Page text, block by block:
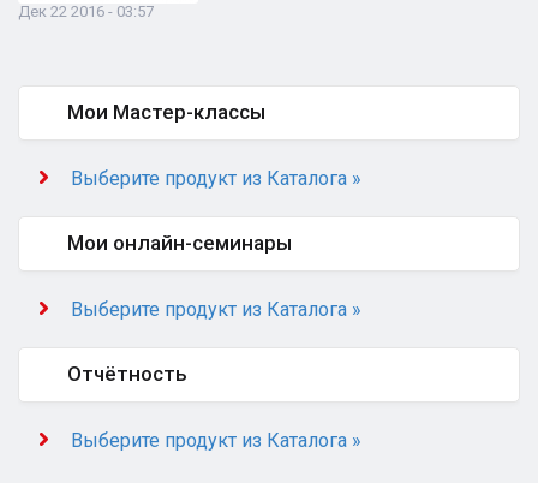
Дек 22 2016 - 03:57
Мои Мастер-классы
Выберите продукт из Каталога »
Мои онлайн-семинары
Выберите продукт из Каталога »
Отчётность
Выберите продукт из Каталога »